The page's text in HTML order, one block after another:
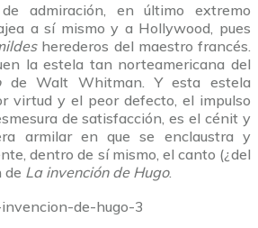
admiración, en último extremo
a sí mismo y a Hollywood, pues
herederos del maestro francés.
la estela tan norteamericana del
de Walt Whitman. Y esta estela
virtud y el peor defecto, el impulso
de satisfacción, es el cénit y
armilar en que se enclaustra y
dentro de sí mismo, el canto (¿del
de La invención de Hugo.